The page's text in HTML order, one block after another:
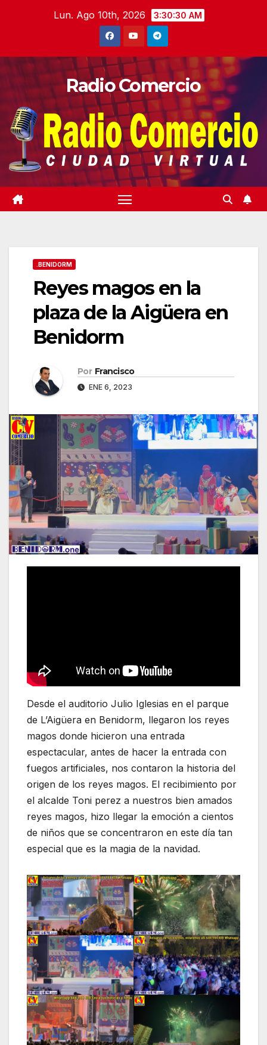
Lun. Ago 10th, 2026 3:30:31 AM
Radio Comercio
.BENIDORM
Reyes magos en la
plaza de la Aigüera en
Benidorm
Por Francisco
ENE 6, 2023
Desde el auditorio Julio Iglesias en el parque
de L’Aigüera en Benidorm, llegaron los reyes
magos donde hicieron una entrada
espectacular, antes de hacer la entrada con
fuegos artificiales, nos contaron la historia del
origen de los reyes magos. El recibimiento por
el alcalde Toni perez a nuestros bien amados
reyes magos, hizo llegar la emoción a cientos
de niños que se concentraron en este día tan
especial que es la magia de la navidad.